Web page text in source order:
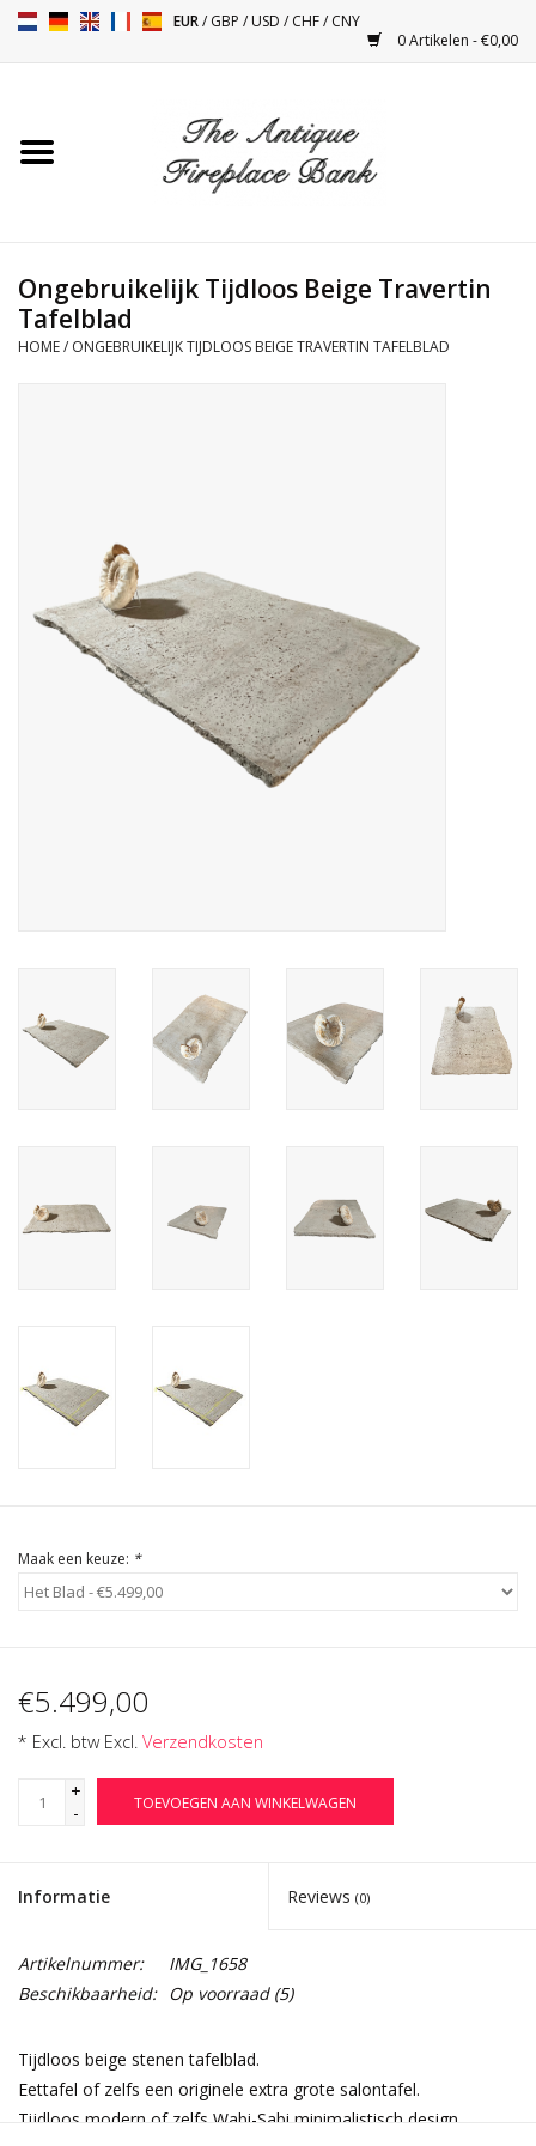
EUR/GBP /USD /CHF/CNY
0 Artikelen - €0,00
Toebehoren
Kacheltjes
Decoratieve Outdoor
Objecten
Vloeren - Steen, Terra Cotta
Login
Ongebruikelijk Tijdloos Beige Travertin
Tafelblad
HOME/ ONGEBRUIKELIJK TIJDLOOS BEIGE TRAVERTIN TAFELBLAD
Maak een keuze: *
€5.499,00
* Excl. btw Excl. Verzendkosten
+
-
TOEVOEGEN AAN WINKELWAGEN
Informatie Reviews (0)
Artikelnummer:
IMG_1658
Beschikbaarheid: Op voorraad(5)
Tijdloos beige stenen tafelblad.
Eettafel of zelfs een originele extra grote salontafel.
Tijdloos modern of zelfs Wabi-Sabi minimalistisch design.